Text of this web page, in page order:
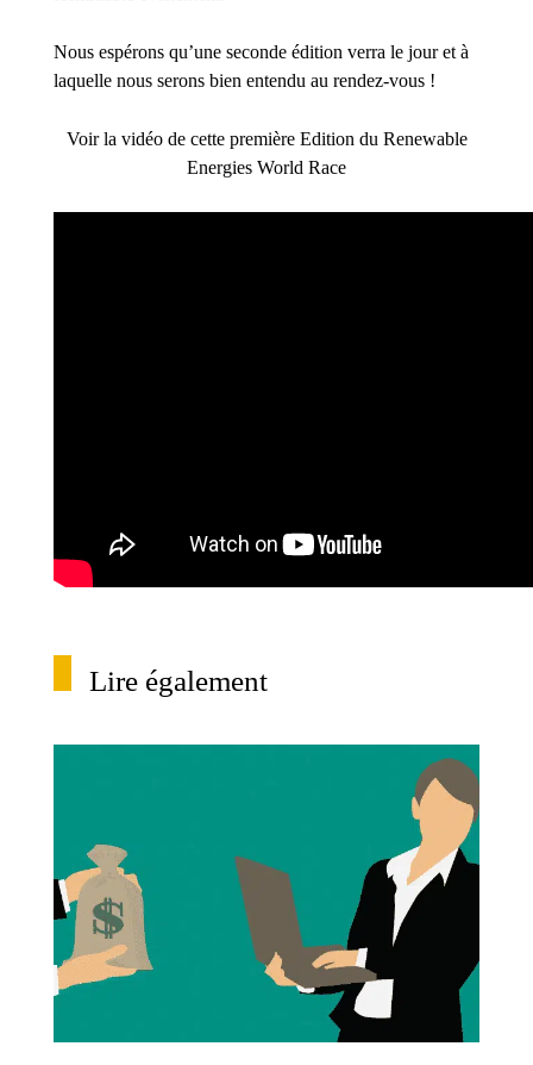
Nous espérons qu’une seconde édition verra le jour et à
laquelle nous serons bien entendu au rendez-vous !
Voir la vidéo de cette première Edition du Renewable
Energies World Race
Lire également